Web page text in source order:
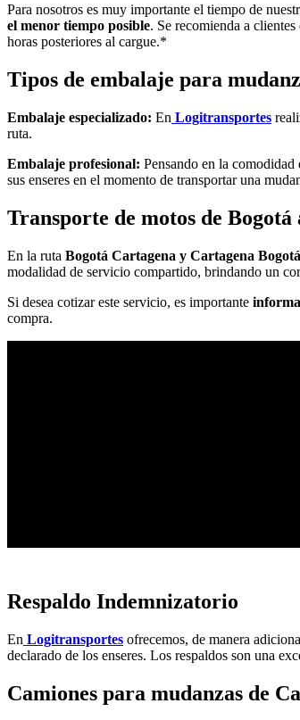
Para nosotros es muy importante el tiempo de
el menor tiempo posible. Se recomienda a
horas posteriores al cargue.*
Tipos de embalaje para
Embalaje especializado: En Logitransportes
ruta.
Embalaje profesional: Pensando en la
sus enseres en el momento de transportar una
Transporte de motos de Bogotá
En la ruta Bogotá Cartagena y Cartagena Bogotá
modalidad de servicio compartido, brindando un
Si desea cotizar este servicio, es importante
compra.
Respaldo Indemnizatorio
En Logitransportes ofrecemos, de manera
declarado de los enseres. Los respaldos son una
Camiones para mudanzas de